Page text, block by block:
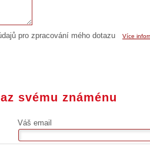
pro zpracování mého dotazu Více
svému známénu
Váš email